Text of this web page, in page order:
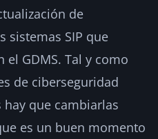
de
sistemas SIP que
GDMS. Tal y como
de ciberseguridad
hay que cambiarlas
es un buen momento